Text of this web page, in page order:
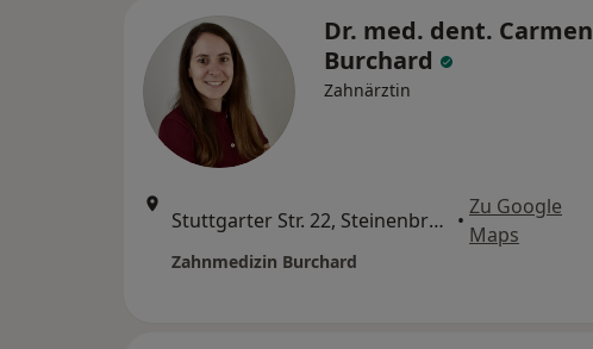
Dr. med. dent. Carmen
Burchard
Zahnärztin
Stuttgarter Str. 22, Steinenbronn •
Zu Google
Maps
Zahnmedizin Burchard